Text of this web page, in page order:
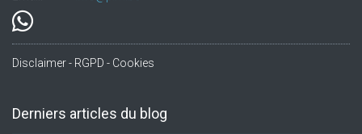
Disclaimer - RGPD - Cookies
Derniers articles du blog